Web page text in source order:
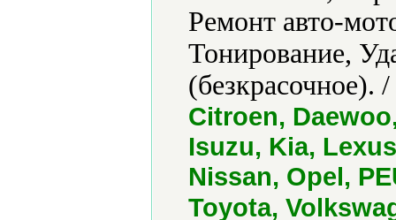
Ремонт авто-
Тонирование,
(безкрасочное). /
Citroen,
Isuzu, Kia,
Nissan, Opel,
Toyota,